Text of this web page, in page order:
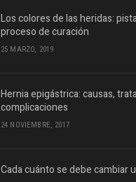
Los colores de las heridas:
proceso de curación
25 MARZO, 2019
Hernia epigástrica: causas,
complicaciones
24 NOVIEMBRE, 2017
Cada cuánto se debe cambiar